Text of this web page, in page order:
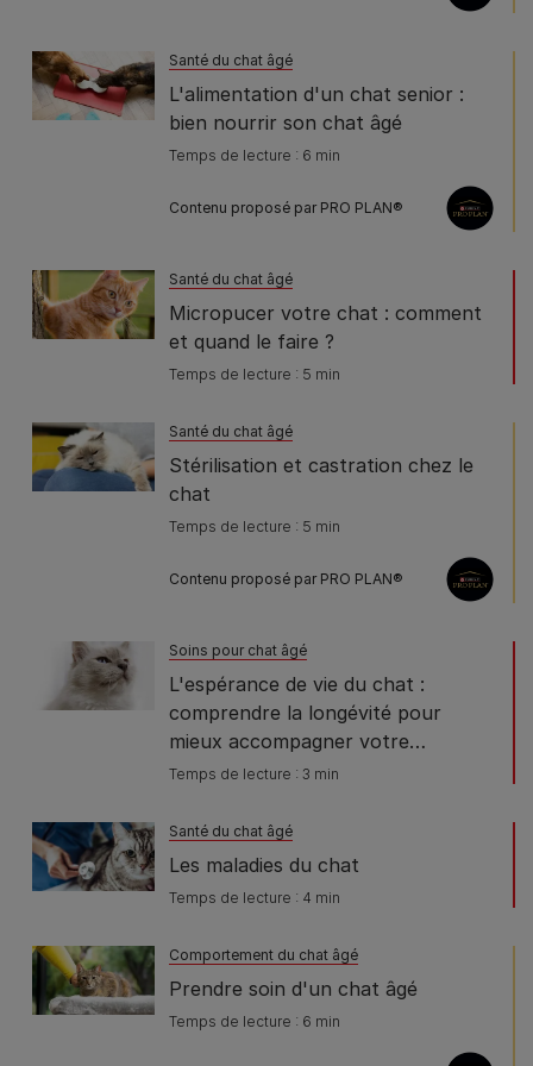
Santé du chat âgé
L'alimentation d'un chat senior :
bien nourrir son chat âgé
Temps de lecture : 6 min
Contenu proposé par PRO PLAN®
Santé du chat âgé
Micropucer votre chat : comment
et quand le faire ?
Temps de lecture : 5 min
Santé du chat âgé
Stérilisation et castration chez le
chat
Temps de lecture : 5 min
Contenu proposé par PRO PLAN®
Soins pour chat âgé
L'espérance de vie du chat :
comprendre la longévité pour
mieux accompagner votre
compagnon
Temps de lecture : 3 min
Santé du chat âgé
Les maladies du chat
Temps de lecture : 4 min
Comportement du chat âgé
Prendre soin d'un chat âgé
Temps de lecture : 6 min